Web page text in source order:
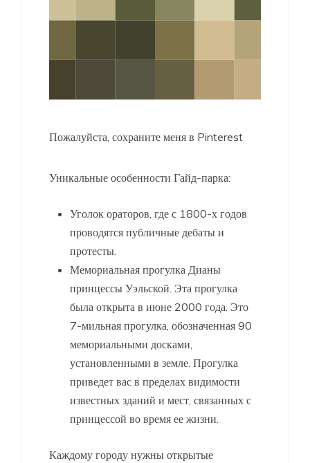
Пожалуйста, сохраните меня в Pinterest
Уникальные особенности Гайд-парка:
Уголок ораторов, где с 1800-х годов
проводятся публичные дебаты и
протесты.
Мемориальная прогулка Дианы
принцессы Уэльской. Эта прогулка
была открыта в июне 2000 года. Это
7-мильная прогулка, обозначенная 90
мемориальными досками,
установленными в земле. Прогулка
приведет вас в пределах видимости
известных зданий и мест, связанных с
принцессой во время ее жизни.
Каждому городу нужны открытые